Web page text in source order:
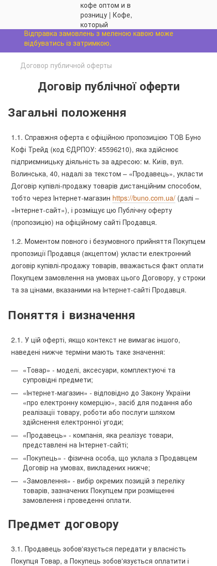
Відправка замовлень з меленою кавою може
відбуватись із затримкою.
Договор публичной оферты
Договір публічної оферти
Загальні положення
1.1. Справжня оферта є офіційною пропозицією ТОВ Буно
Кофі Трейд (код ЄДРПОУ: 45596210), яка здійснює
підприємницьку діяльність за адресою: м. Київ, вул.
Волинська, 40, надалі за текстом – «Продавець», укласти
Договір купівлі-продажу товарів дистанційним способом,
тобто через Інтернет-магазин https://buno.com.ua/ (далі –
«Інтернет-сайт»), і розміщує цю Публічну оферту
(пропозицію) на офіційному сайті Продавця.
1.2. Моментом повного і безумовного прийняття Покупцем
пропозиції Продавця (акцептом) укласти електронний
договір купівлі-продажу товарів, вважається факт оплати
Покупцем замовлення на умовах цього Договору, у строки
та за цінами, вказаними на Інтернет-сайті Продавця.
Поняття і визначення
2.1. У цій оферті, якщо контекст не вимагає іншого,
наведені нижче терміни мають таке значення:
«Товар» - моделі, аксесуари, комплектуючі та
супровідні предмети;
«Інтернет-магазин» - відповідно до Закону України
«про електронну комерцію», засіб для подання або
реалізації товару, роботи або послуги шляхом
здійснення електронної угоди;
«Продавець» - компанія, яка реалізує товари,
представлені на Інтернет-сайті;
«Покупець» - фізична особа, що уклала з Продавцем
Договір на умовах, викладених нижче;
«Замовлення» - вибір окремих позицій з переліку
товарів, зазначених Покупцем при розміщенні
замовлення і проведенні оплати.
Предмет договору
3.1. Продавець зобов'язується передати у власність
Покупця Товар, а Покупець зобов'язується оплатити і